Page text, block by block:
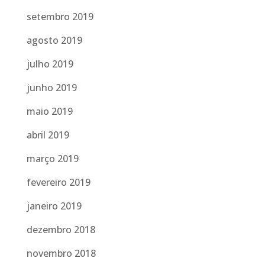
setembro 2019
agosto 2019
julho 2019
junho 2019
maio 2019
abril 2019
março 2019
fevereiro 2019
janeiro 2019
dezembro 2018
novembro 2018